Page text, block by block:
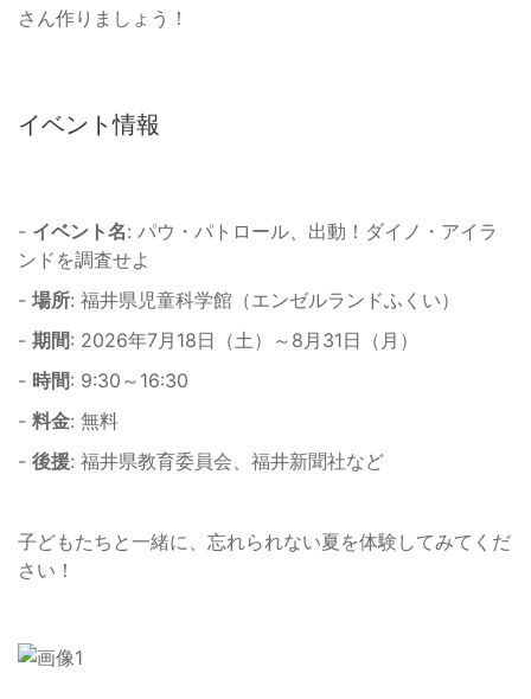
さん作りましょう！
イベント情報
- イベント名: パウ・パトロール、出動！ダイノ・アイラ
ンドを調査せよ
- 場所: 福井県児童科学館（エンゼルランドふくい）
- 期間: 2026年7月18日（土）～8月31日（月）
- 時間: 9:30～16:30
- 料金: 無料
- 後援: 福井県教育委員会、福井新聞社など
子どもたちと一緒に、忘れられない夏を体験してみてくだ
さい！